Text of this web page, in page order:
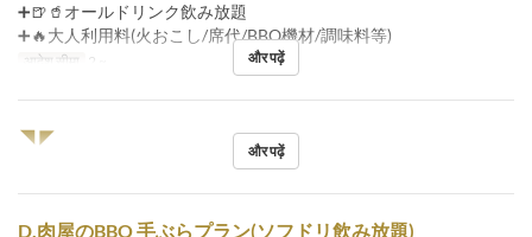
➕🍺🥤オールドリンク飲み放題
➕🔥大人利用料(火おこし/席代/BBQ機材/調味料等)
आदेश सीमा 2 ~ और पढ़ें
◥◤
और पढ़ें
D.肉屋のBBQ 手ぶらプラン(ソフドリ飲み放題)